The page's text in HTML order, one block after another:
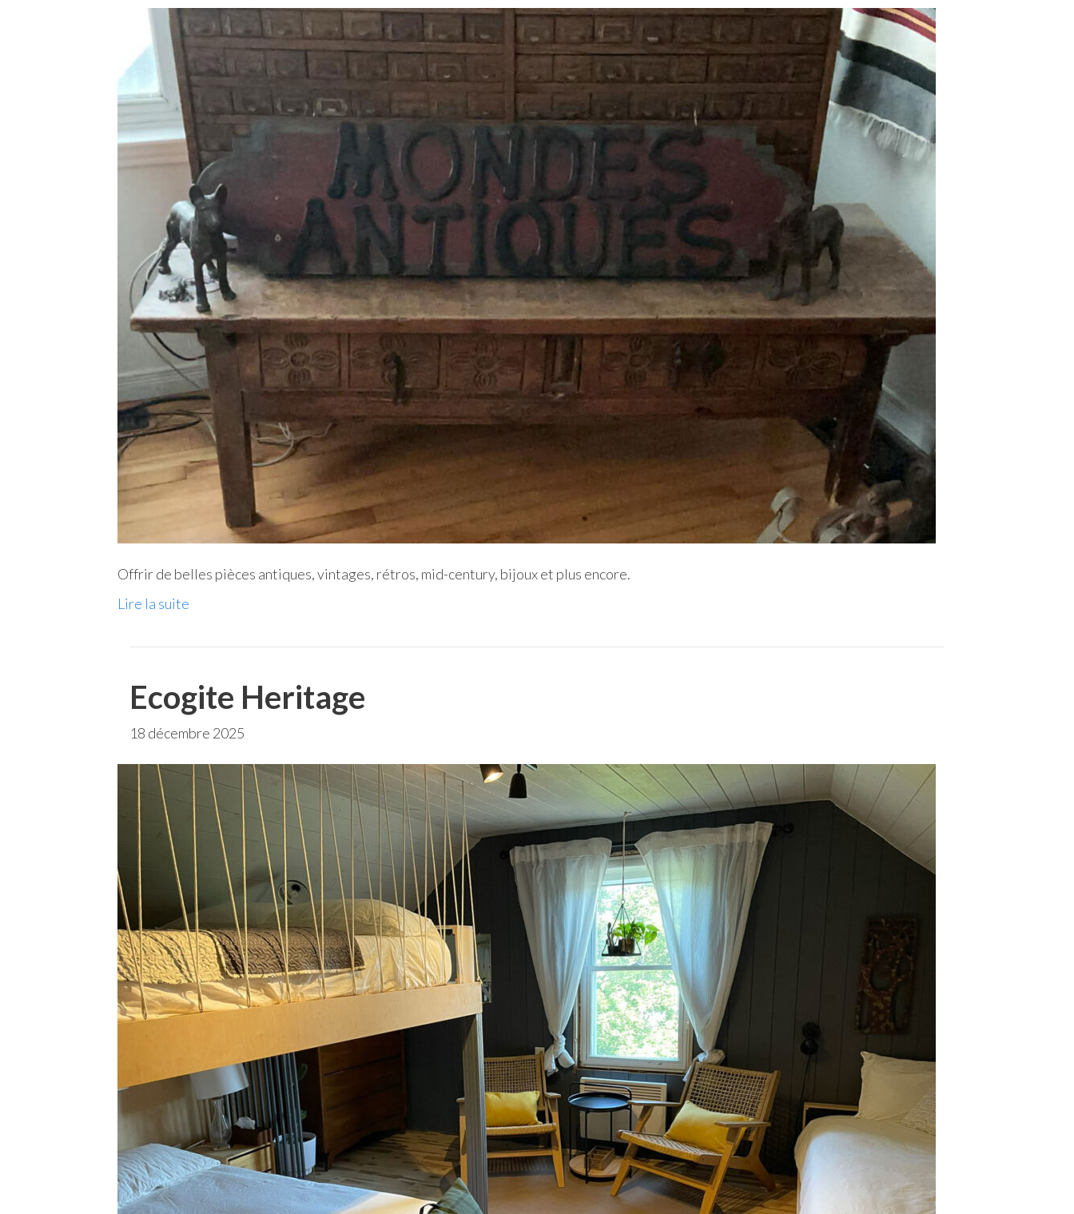
Offrir de belles pièces antiques, vintages, rétros, mid-century, bijoux et plus encore.
Lire la suite
Ecogite Heritage
18 décembre 2025